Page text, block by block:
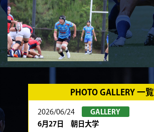
PHOTO GALLERY 一覧
2026/06/24
GALLERY
6月27日 朝日大学